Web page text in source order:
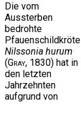
Die vom
Aussterben
bedrohte
Pfauenschildkröte
Nilssonia hurum
(Gray, 1830) hat in
den letzten
Jahrzehnten
aufgrund von